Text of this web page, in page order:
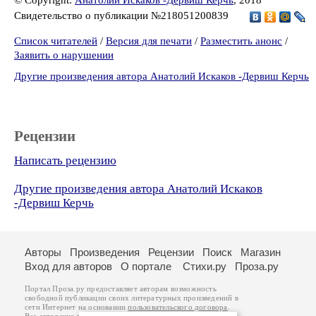
Свидетельство о публикации №218051200839
Список читателей / Версия для печати / Разместить анонс /
Заявить о нарушении
Другие произведения автора Анатолий Искаков -Дервиш Керчь
Рецензии
Написать рецензию
Другие произведения автора Анатолий Искаков
-Дервиш Керчь
Авторы Произведения Рецензии Поиск
Магазин
Вход для авторов
О портале Стихи.ру Проза.ру
Портал Проза.ру предоставляет авторам возможность
свободной публикации своих литературных произведений в
сети Интернет на основаниипользовательского договора